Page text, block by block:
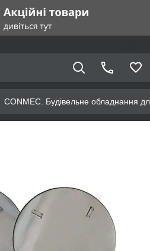
CONMEC. Будівельне обладнання